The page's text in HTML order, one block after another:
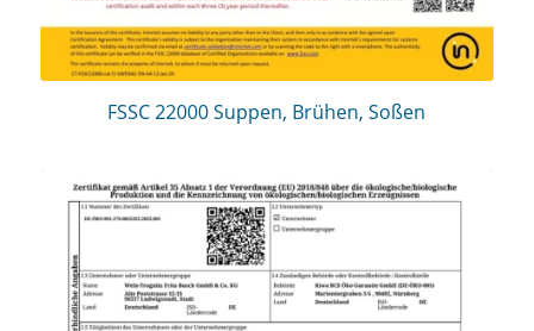
FSSC 22000 Suppen, Brühen, Soßen